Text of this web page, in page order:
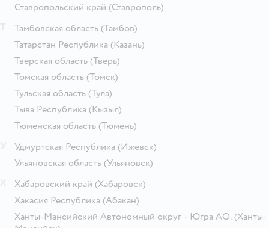
Ставропольский край (Ставрополь)
Тамбовская область (Тамбов)
Татарстан Республика (Казань)
Тверская область (Тверь)
Томская область (Томск)
Тульская область (Тула)
Тыва Республика (Кызыл)
Тюменская область (Тюмень)
Удмуртская Республика (Ижевск)
Ульяновская область (Ульяновск)
Хабаровский край (Хабаровск)
Хакасия Республика (Абакан)
Ханты-Мансийский Автономный округ - Югра АО. (Ханты-